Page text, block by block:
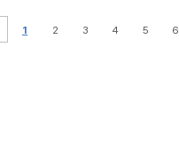
1 2 3 4 5 6